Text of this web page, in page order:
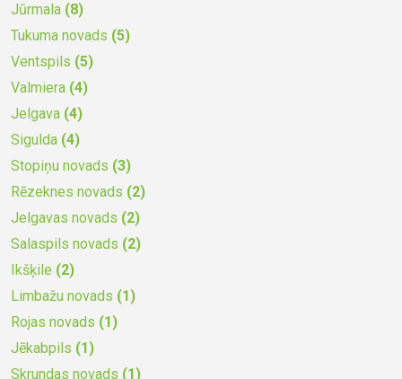
Jūrmala (8)
Tukuma novads (5)
Ventspils (5)
Valmiera (4)
Jelgava (4)
Sigulda (4)
Stopiņu novads (3)
Rēzeknes novads (2)
Jelgavas novads (2)
Salaspils novads (2)
Ikšķile (2)
Limbažu novads (1)
Rojas novads (1)
Jēkabpils (1)
Skrundas novads (1)